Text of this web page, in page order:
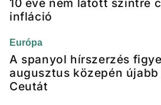
10 éve nem látott szintre
infláció
Európa
A spanyol hírszerzés
augusztus közepén
Ceutát